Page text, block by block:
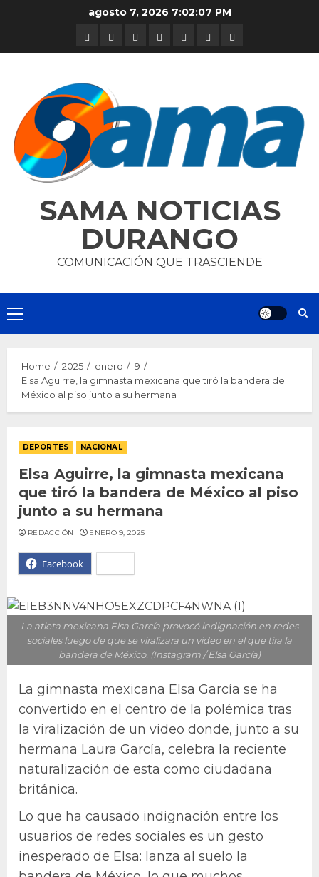
agosto 7, 2026 7:02:07 PM
DURANGO
NACIONAL
INTERNACIONAL
DEPORTES
ENTRETENIMIENTO
CIENCIA
Y
OPINION
SAMA NOTICIAS
DURANGO
COMUNICACIÓN QUE TRASCIENDE
Primary
Menu
Home 2025 enero
9
Elsa Aguirre, la gimnasta mexicana que tiró la bandera de
México al piso junto a su hermana
DEPORTES NACIONAL
Elsa Aguirre, la gimnasta mexicana
que tiró la bandera de México al piso
junto a su hermana
Facebook
REDACCIÓN ENERO 9, 2025
La atleta mexicana Elsa García provocó indignación en redes
sociales luego de que se viralizara un video en el que tira la
bandera de México. (Instagram / Elsa García)
La gimnasta mexicana Elsa García se ha
convertido en el centro de la polémica tras
la viralización de un video donde, junto a su
hermana Laura García, celebra la reciente
naturalización de esta como ciudadana
británica.
Lo que ha causado indignación entre los
usuarios de redes sociales es un gesto
inesperado de Elsa: lanza al suelo la